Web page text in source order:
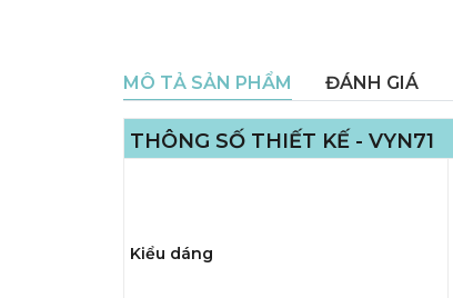
MÔ TẢ SẢN PHẨM ĐÁNH GIÁ
THÔNG SỐ THIẾT KẾ - VYN71
Kiểu dáng